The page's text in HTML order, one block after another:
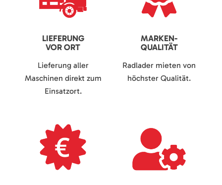
LIEFERUNG
VOR ORT
Lieferung aller
Maschinen direkt zum
Einsatzort.
MARKEN-
QUALITÄT
Radlader mieten von
höchster Qualität.